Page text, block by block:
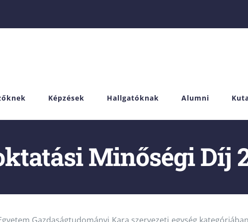
Képzések Hallgatóknak Alumni
Minőségi Díj
Gazdaságtudományi Kara szervezeti egység